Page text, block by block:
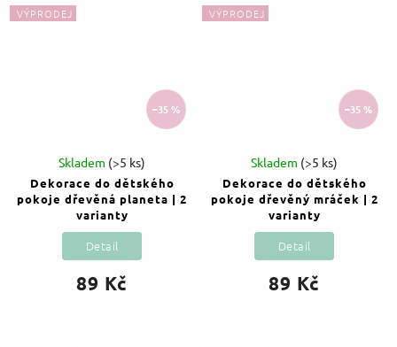
VÝPRODEJ
–35 %
Dekorace do dětského
pokoje dřevěná planeta | 2
varianty
Skladem (>5 ks)
89 Kč
Detail
VÝPRODEJ
–35 %
Dekorace do dětského
pokoje dřevěný mráček | 2
varianty
Skladem (>5 ks)
89 Kč
Detail